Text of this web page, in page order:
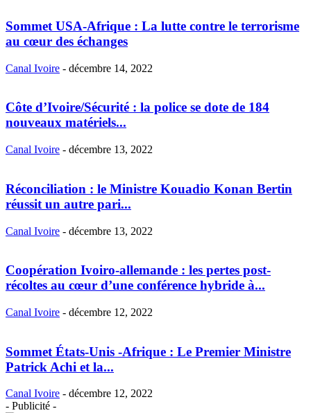
Sommet USA-Afrique : La lutte contre le terrorisme
au cœur des échanges
Canal Ivoire - décembre 14, 2022
Côte d’Ivoire/Sécurité : la police se dote de 184
nouveaux matériels...
Canal Ivoire - décembre 13, 2022
Réconciliation : le Ministre Kouadio Konan Bertin
réussit un autre pari...
Canal Ivoire - décembre 13, 2022
Coopération Ivoiro-allemande : les pertes post-
récoltes au cœur d’une conférence hybride à...
Canal Ivoire - décembre 12, 2022
Sommet États-Unis -Afrique : Le Premier Ministre
Patrick Achi et la...
Canal Ivoire - décembre 12, 2022
- Publicité -